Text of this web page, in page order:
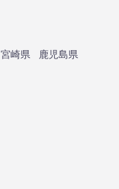
宮崎県
鹿児島県